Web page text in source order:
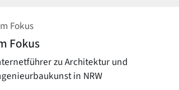
Fokus
Fokus
zu Architektur und
in NRW